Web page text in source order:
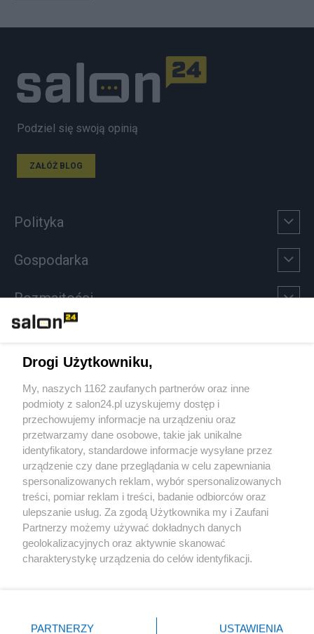
Podziel się swoją opinią
ZAŁÓŻ BLOG
Polityka
Gospodarka
Rozmaitości
Sport
Społeczeństwo
Kultura
X Facebook Instagram Youtube
Drogi Użytkowniku,
My, naszych 1162 zaufanych partnerów oraz inne
podmioty z salon24.pl uzyskujemy dostęp i
przechowujemy informacje na urządzeniu oraz
przetwarzamy dane osobowe, takie jak unikalne
identyfikatory, standardowe informacje wysyłane przez
urządzenie czy dane przeglądania w celu zapewniania
spersonalizowanych reklam, wybór spersonalizowanych
treści, pomiar reklam i treści, badanie odbiorców oraz
ulepszanie usług. Za zgodą Użytkownika my i Zaufani
Partnerzy możemy używać dokładnych danych
geolokalizacyjnych oraz aktywnie skanować
charakterystykę urządzenia do celów identyfikacji.
zmienić/wycofać klikając przycisk ustawień prywatności
PARTNERZY USTAWIENIA